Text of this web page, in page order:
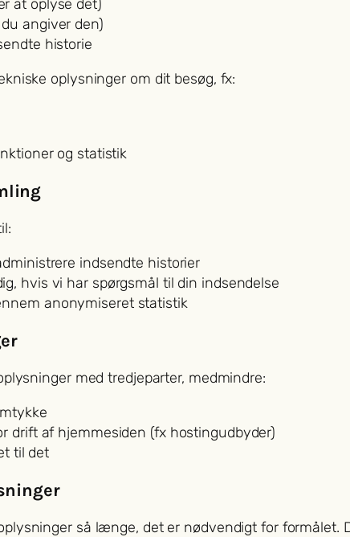
at oplyse det)
angiver den)
historie
oplysninger om dit besøg, fx:
og statistik
indsendte historier
hvis vi har spørgsmål til din indsendelse
anonymiseret statistik
med tredjeparter, medmindre:
drift af hjemmesiden (fx hostingudbyder)
til det
så længe, det er nødvendigt for formålet.